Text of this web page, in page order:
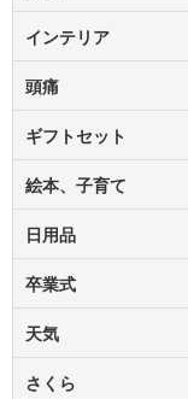
インテリア
頭痛
ギフトセット
絵本、子育て
日用品
卒業式
天気
さくら